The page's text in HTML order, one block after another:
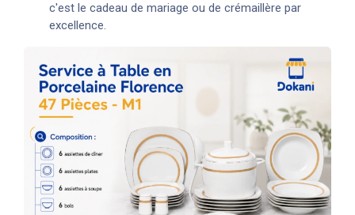
c'est le cadeau de mariage ou de crémaillère par
excellence.